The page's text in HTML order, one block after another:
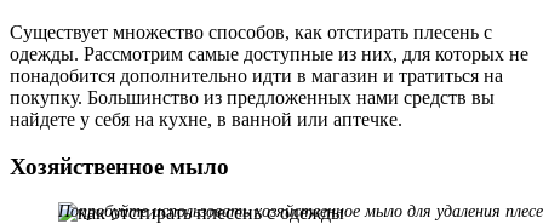
Существует множество способов, как отстирать плесень с
одежды. Рассмотрим самые доступные из них, для которых не
понадобится дополнительно идти в магазин и тратиться на
покупку. Большинство из предложенных нами средств вы
найдете у себя на кухне, в ванной или аптечке.
Хозяйственное мыло
Попробуйте использовать хозяйственное мыло для удаления